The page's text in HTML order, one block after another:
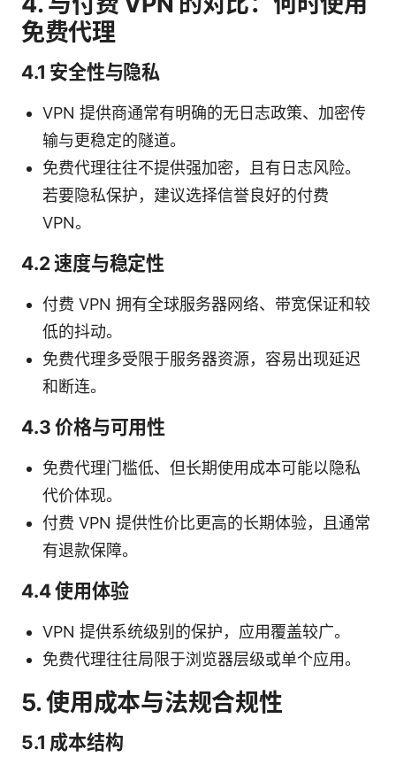
免费代理
4.1 安全性与隐私
VPN 提供商通常有明确的无日志政策、加密传
输与更稳定的隧道。
免费代理往往不提供强加密，且有日志风险。
若要隐私保护，建议选择信誉良好的付费
VPN。
4.2 速度与稳定性
付费 VPN 拥有全球服务器网络、带宽保证和较
低的抖动。
免费代理多受限于服务器资源，容易出现延迟
和断连。
4.3 价格与可用性
免费代理门槛低、但长期使用成本可能以隐私
代价体现。
付费 VPN 提供性价比更高的长期体验，且通常
有退款保障。
4.4 使用体验
VPN 提供系统级别的保护，应用覆盖较广。
免费代理往往局限于浏览器层级或单个应用。
5. 使用成本与法规合规性
5.1 成本结构